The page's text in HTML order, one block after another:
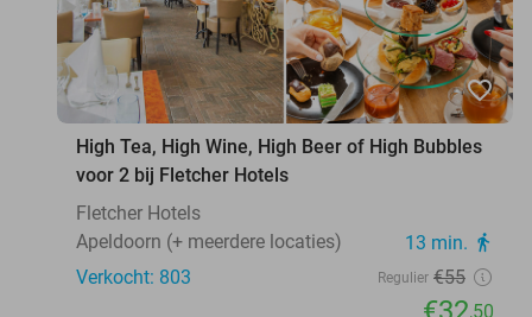
favorite_border
High Tea, High Wine, High Beer of High Bubbles
voor 2 bij Fletcher Hotels
Fletcher Hotels
Apeldoorn (+ meerdere locaties)
13 min. directions_walk
Verkocht: 803 Regulier €55
,50